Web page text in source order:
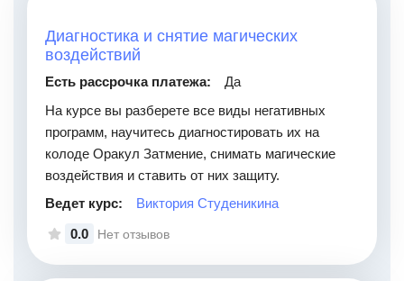
Диагностика и снятие магических
воздействий
Есть рассрочка платежа:
Да
На курсе вы разберете все виды негативных
программ, научитесь диагностировать их на
колоде Оракул Затмение, снимать магические
воздействия и ставить от них защиту.
Ведет курс:
Виктория Студеникина
0.0
Нет отзывов